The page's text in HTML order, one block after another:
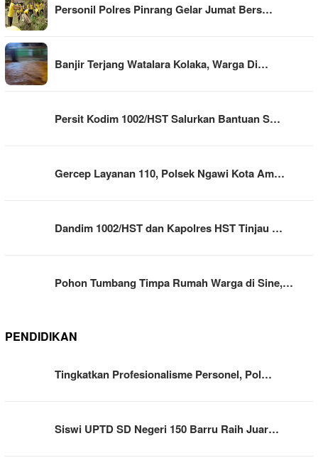
Personil Polres Pinrang Gelar Jumat Bers…
Banjir Terjang Watalara Kolaka, Warga Di…
Persit Kodim 1002/HST Salurkan Bantuan S…
Gercep Layanan 110, Polsek Ngawi Kota Am…
Dandim 1002/HST dan Kapolres HST Tinjau …
Pohon Tumbang Timpa Rumah Warga di Sine,…
PENDIDIKAN
Tingkatkan Profesionalisme Personel, Pol…
Siswi UPTD SD Negeri 150 Barru Raih Juar…